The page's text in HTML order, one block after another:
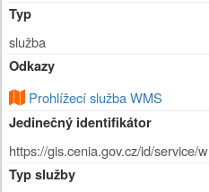
Typ
služba
Odkazy
Prohlížecí služba WMS
Jedinečný identifikátor
https://gis.cenia.gov.cz/id/service/
Typ služby